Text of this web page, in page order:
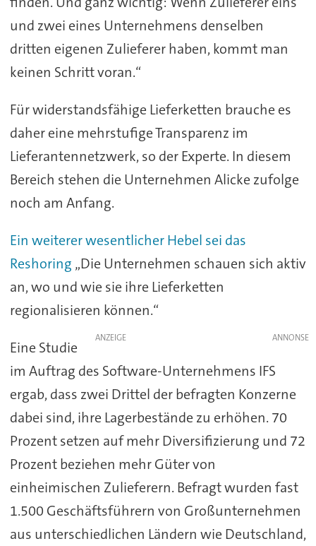
und zwei eines Unternehmens denselben
dritten eigenen Zulieferer haben, kommt man
keinen Schritt voran.“
Für widerstandsfähige Lieferketten brauche es
daher eine mehrstufige Transparenz im
Lieferantennetzwerk, so der Experte. In diesem
Bereich stehen die Unternehmen Alicke zufolge
noch am Anfang.
Ein weiterer wesentlicher Hebel sei das
Reshoring „Die Unternehmen schauen sich aktiv
an, wo und wie sie ihre Lieferketten
regionalisieren können.“
ANZEIGE
Eine Studie
im Auftrag des Software-Unternehmens IFS
ergab, dass zwei Drittel der befragten Konzerne
dabei sind, ihre Lagerbestände zu erhöhen. 70
Prozent setzen auf mehr Diversifizierung und 72
Prozent beziehen mehr Güter von
einheimischen Zulieferern. Befragt wurden fast
1.500 Geschäftsführern von Großunternehmen
aus unterschiedlichen Ländern wie Deutschland,